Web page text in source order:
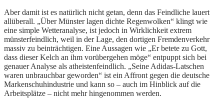
Aber damit ist es natürlich nicht getan, denn das Feindliche lauert
allüberall. „Über Münster lagen dichte Regenwolken“ klingt wie
eine simple Wetteranalyse, ist jedoch in Wirklichkeit extrem
münsterfeindlich, weil in der Lage, den dortigen Fremdenverkehr
massiv zu beinträchtigen. Eine Aussagen wie „Er betete zu Gott,
dass dieser Kelch an ihm vorübergehen möge“ entpuppt sich bei
genauer Analyse als atheistenfeindlich. „Seine Adidas-Latschen
waren unbrauchbar geworden“ ist ein Affront gegen die deutsche
Markenschuhindustrie und kann so – auch im Hinblick auf die
Arbeitsplätze – nicht mehr hingenommen werden.